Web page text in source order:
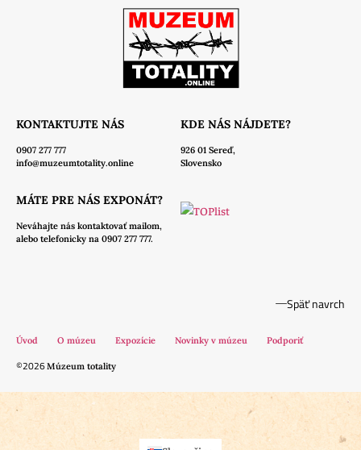
KONTAKTUJTE NÁS
0907 277 777
info@muzeumtotality.online
KDE NÁS NÁJDETE?
926 01 Sereď,
Slovensko
MÁTE PRE NÁS EXPONÁT?
Neváhajte nás kontaktovať mailom,
alebo telefonicky na 0907 277 777.
Späť navrch
Úvod O múzeu Expozície Novinky v múzeu Podporiť
©2026Múzeum totality